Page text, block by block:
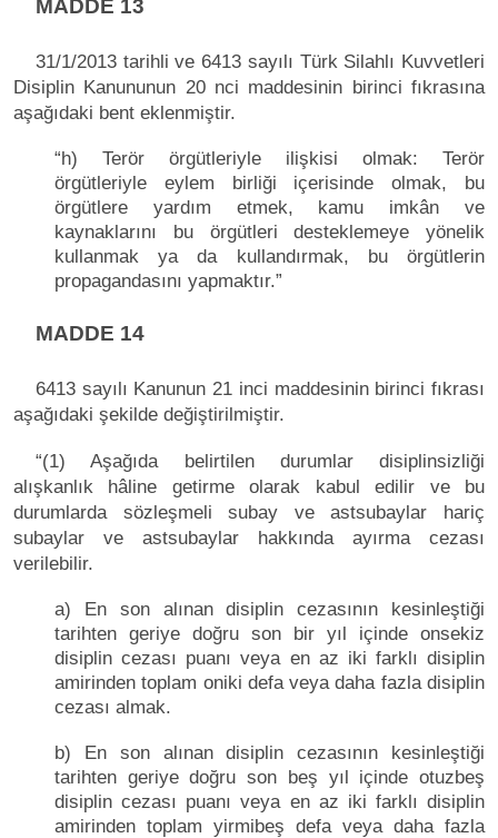
MADDE 13
31/1/2013 tarihli ve 6413 sayılı Türk Silahlı Kuvvetleri
Disiplin Kanununun 20 nci maddesinin birinci fıkrasına
aşağıdaki bent eklenmiştir.
“h) Terör örgütleriyle ilişkisi olmak: Terör
örgütleriyle eylem birliği içerisinde olmak, bu
örgütlere yardım etmek, kamu imkân ve
kaynaklarını bu örgütleri desteklemeye yönelik
kullanmak ya da kullandırmak, bu örgütlerin
propagandasını yapmaktır.”
MADDE 14
6413 sayılı Kanunun 21 inci maddesinin birinci fıkrası
aşağıdaki şekilde değiştirilmiştir.
“(1) Aşağıda belirtilen durumlar disiplinsizliği
alışkanlık hâline getirme olarak kabul edilir ve bu
durumlarda sözleşmeli subay ve astsubaylar hariç
subaylar ve astsubaylar hakkında ayırma cezası
verilebilir.
a) En son alınan disiplin cezasının kesinleştiği
tarihten geriye doğru son bir yıl içinde onsekiz
disiplin cezası puanı veya en az iki farklı disiplin
amirinden toplam oniki defa veya daha fazla disiplin
cezası almak.
b) En son alınan disiplin cezasının kesinleştiği
tarihten geriye doğru son beş yıl içinde otuzbeş
disiplin cezası puanı veya en az iki farklı disiplin
amirinden toplam yirmibeş defa veya daha fazla